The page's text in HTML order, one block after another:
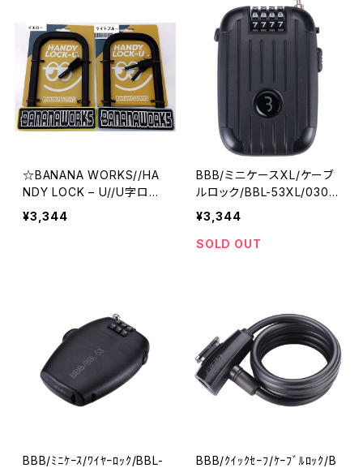
☆BANANA WORKS//HA
NDY LOCK – U//U字ロッ
ク//バナナワークス
¥3,344
BBB/ミニケースXL/ケーブ
ルロック/BBL-53XL/0304
08-01/ビービービー
¥3,344
SOLD OUT
BBB/ﾐﾆｹｰｽ/ﾜｲﾔｰﾛｯｸ/BBL-
BBB/ｸｲｯｸｾｰﾌ/ｹｰﾌﾞﾙﾛｯｸ/B